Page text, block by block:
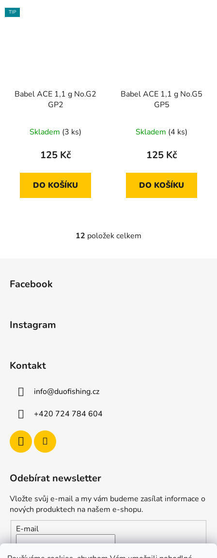
TIP
Babel ACE 1,1 g No.G2
GP2
Skladem (3 ks)
125 Kč
DO KOŠÍKU
Babel ACE 1,1 g No.G5
GP5
Skladem (4 ks)
125 Kč
DO KOŠÍKU
O
12 položek celkem
Facebook
Instagram
Kontakt
info@duofishing.cz
+420 724 784 604
Odebírat newsletter
Vložte svůj e-mail a my vám budeme zasílat informace o
nových produktech na našem e-shopu.
E-mail
Vložením e-mailu souhlasíte s podmínkami ochrany